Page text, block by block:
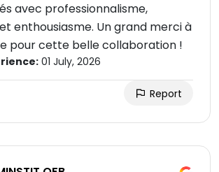
avec professionnalisme,
enthousiasme. Un grand merci à
pour cette belle collaboration !
01 July, 2026
Report